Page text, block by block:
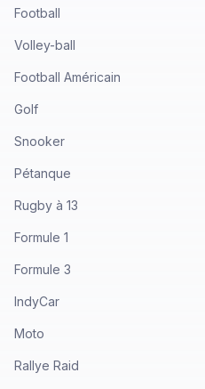
Football
Volley-ball
Football Américain
Golf
Snooker
Pétanque
Rugby à 13
Formule 1
Formule 3
IndyCar
Moto
Rallye Raid